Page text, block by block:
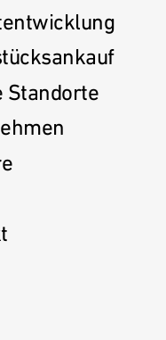
Standorte